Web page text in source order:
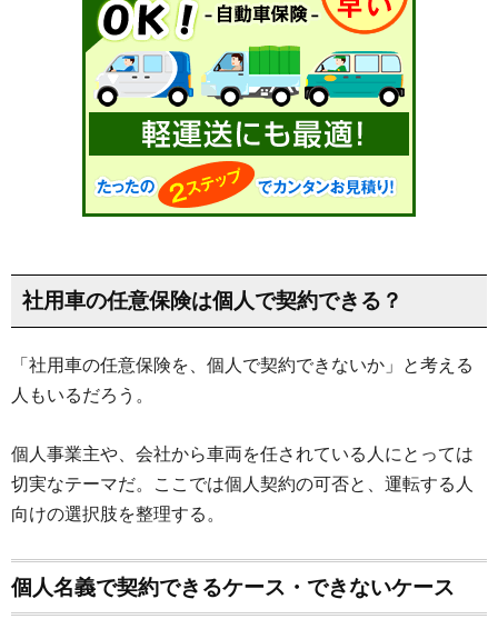
社用車の任意保険は個人で契約できる？
「社用車の任意保険を、個人で契約できないか」と考える
人もいるだろう。
個人事業主や、会社から車両を任されている人にとっては
切実なテーマだ。ここでは個人契約の可否と、運転する人
向けの選択肢を整理する。
個人名義で契約できるケース・できないケース